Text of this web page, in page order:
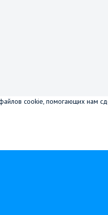
cookie, помогающих нам